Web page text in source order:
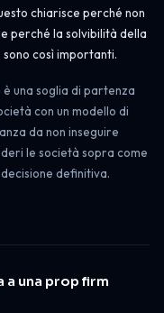
chiarisce perché non
perché la solvibilità della
così importanti.
è una soglia di partenza
con un modello di
da non inseguire
le società sopra come
definitiva.
a una prop firm